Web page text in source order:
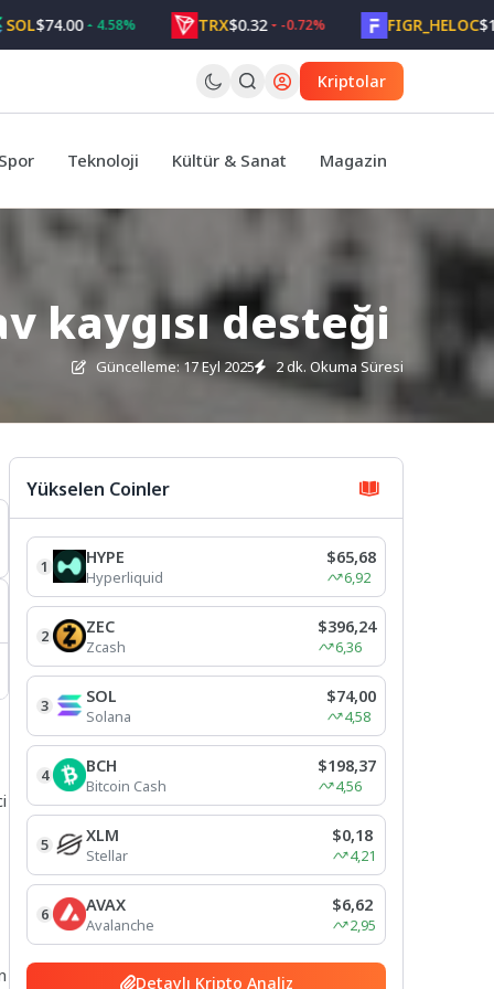
4.58% TRX$0.32 -0.72% FIGR_HELOC$1.05
Kriptolar
Teknoloji Kültür & Sanat Magazin
kaygısı desteği
Güncelleme: 17 Eyl 2025 2 dk. Okuma Süresi
Yükselen Coinler
1 HYPE
Hyperliquid
$65,68
6,92
2 ZEC
Zcash
$396,24
6,36
3 SOL
Solana
$74,00
4,58
4 BCH
Bitcoin Cash
$198,37
4,56
5 XLM
Stellar
$0,18
4,21
6 AVAX
Avalanche
$6,62
2,95
Detaylı Kripto Analiz